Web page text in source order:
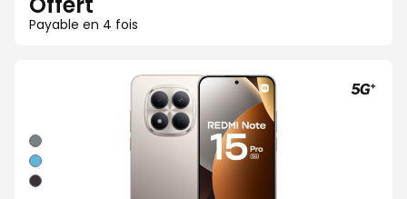
Payable en 4 fois
Bleu
Noir